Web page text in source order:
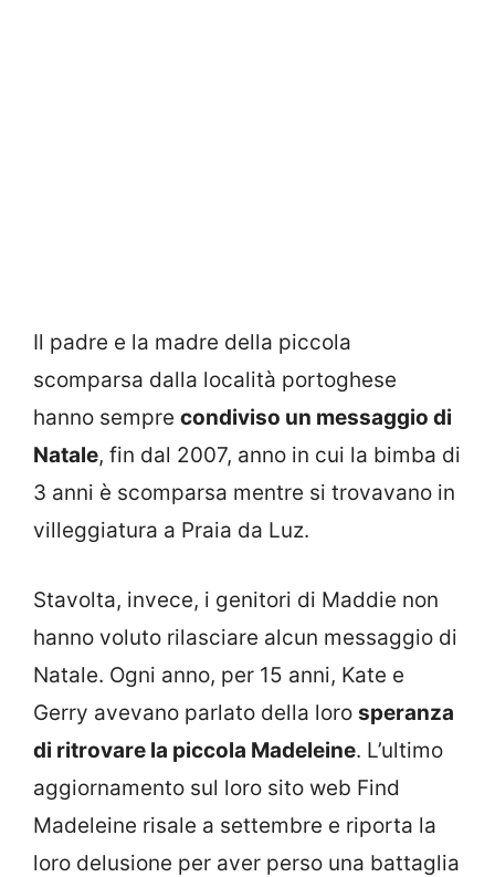
Il padre e la madre della piccola
scomparsa dalla località portoghese
hanno sempre condiviso un messaggio di
Natale, fin dal 2007, anno in cui la bimba di
3 anni è scomparsa mentre si trovavano in
villeggiatura a Praia da Luz.
Stavolta, invece, i genitori di Maddie non
hanno voluto rilasciare alcun messaggio di
Natale. Ogni anno, per 15 anni, Kate e
Gerry avevano parlato della loro speranza
di ritrovare la piccola Madeleine. L’ultimo
aggiornamento sul loro sito web Find
Madeleine risale a settembre e riporta la
loro delusione per aver perso una battaglia